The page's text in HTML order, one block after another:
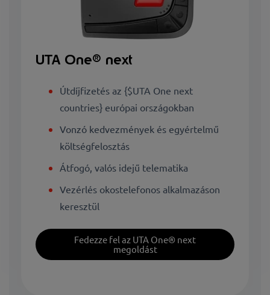
UTA One® next
Útdíjfizetés az {$UTA One next
countries} európai országokban
Vonzó kedvezmények és egyértelmű
költségfelosztás
Átfogó, valós idejű telematika
Vezérlés okostelefonos alkalmazáson
keresztül
Fedezze fel az UTA One® next
megoldást